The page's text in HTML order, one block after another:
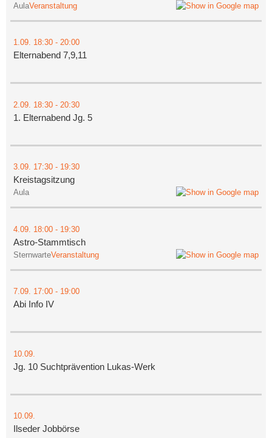
AulaVeranstaltung
1.09. 18:30 - 20:00
Elternabend 7,9,11
2.09. 18:30 - 20:30
1. Elternabend Jg. 5
3.09. 17:30 - 19:30
Kreistagsitzung
Aula
4.09. 18:00 - 19:30
Astro-Stammtisch
SternwarteVeranstaltung
7.09. 17:00 - 19:00
Abi Info IV
10.09.
Jg. 10 Suchtprävention Lukas-Werk
10.09.
Ilseder Jobbörse